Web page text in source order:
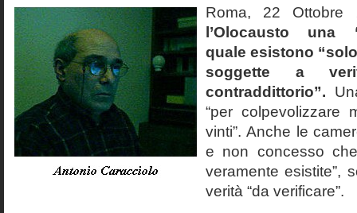
Roma, 22
l’Olocausto una
quale esistono
soggette a
contraddittorio”.
“per colpevolizzare
vinti”. Anche le
e non concesso
veramente esistite”,
verità “da verificare”.